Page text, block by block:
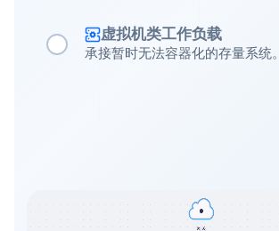
虚拟机类工作负载
承接暂时无法容器化的存量系统。